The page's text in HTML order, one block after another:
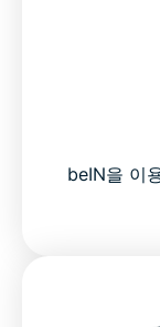
beIN을 이